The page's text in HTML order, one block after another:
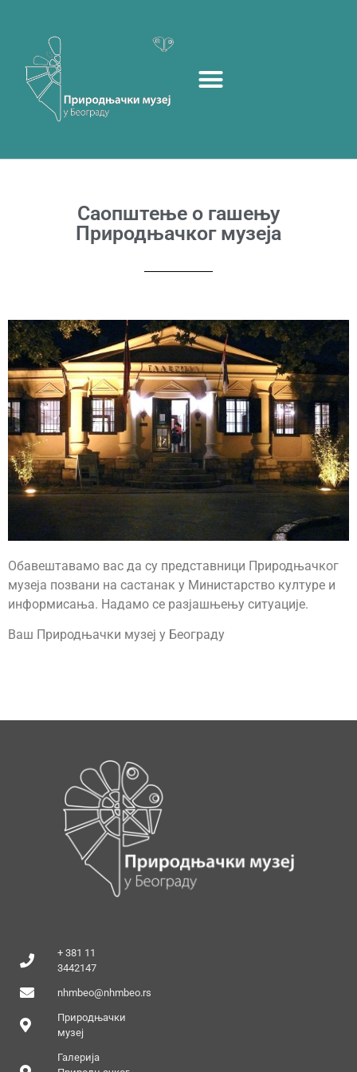
Саопштење о гашењу
Природњачког музеја
Обавештавамо вас да су представници Природњачког
музеја позвани на састанак у Министарство културе и
информисања. Надамо се разјашњењу ситуације.
Ваш Природњачки музеј у Београду
+ 381 11
3442147
nhmbeo@nhmbeo.rs
Природњачки
музеј
Галерија